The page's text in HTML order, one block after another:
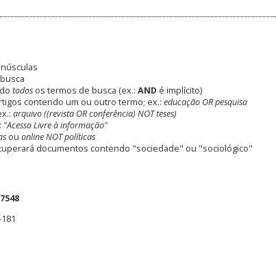
todosos termos de busca (ex.: AND é implícito)
contendo um ou outro termo; ex.: educação OR pesquisa
arquivo ((revista OR conferência) NOT teses)
"Acesso Livre à informação"
ou online NOT políticas
documentos contendo "sociedade" ou "sociológico"